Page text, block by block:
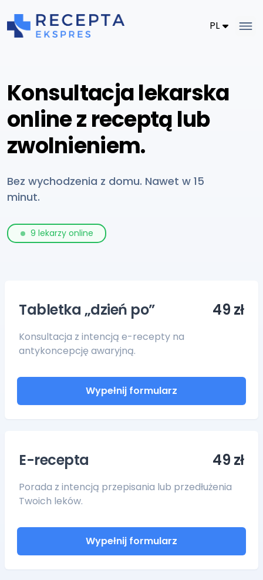
PL
Konsultacja lekarska
online z receptą lub
zwolnieniem.
Bez wychodzenia z domu. Nawet w 15
minut.
9 lekarzy online
Tabletka „dzień po” 49 zł
Konsultacja z intencją e-recepty na
antykoncepcję awaryjną.
Wypełnij formularz
E-recepta 49 zł
Porada z intencją przepisania lub przedłużenia
Twoich leków.
Wypełnij formularz